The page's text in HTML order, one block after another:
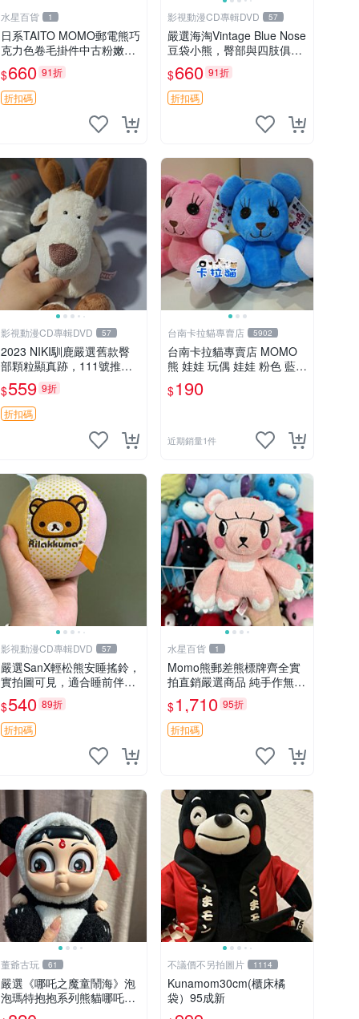
水星百貨 1
日系TAITO MOMO郵電熊巧
克力色卷毛掛件中古粉嫩玩
偶微瑕推薦 postpet momo
郵電熊 中古玩偶
$660 91折
折扣碼
影視動漫CD專輯DVD 57
嚴選海淘Vintage Blue Nose
豆袋小熊，臀部與四肢俱
全，坐高11公分，附原盒與
吊牌收藏。藍鼻子小熊，值
得擁有 玩具 憶熊
$660 91折
折扣碼
影視動漫CD專輯DVD 57
2023 NIKI馴鹿嚴選舊款臀
部顆粒顯真跡，111號推薦
珍藏品 馴鹿 舊款 尾巴顆粒
$559 9折
折扣碼
台南卡拉貓專賣店 5902
台南卡拉貓專賣店 MOMO
熊 娃娃 玩偶 娃娃 粉色 藍色
2色分售
$190
近期銷量1件
影視動漫CD專輯DVD 57
嚴選SanX輕松熊安睡搖鈴，
實拍圖可見，適合睡前伴
侶， Picks安撫好物 0325
懸吊 電腦
$540 89折
折扣碼
水星百貨 1
Momo熊郵差熊標牌齊全實
拍直銷嚴選商品 純手作無修
圖可收藏 郵差熊 Momo熊
標牌 商品
$1,710 95折
折扣碼
董爺古玩 61
嚴選《哪吒之魔童鬧海》泡
泡瑪特抱抱系列熊貓哪吒搪
膠臉毛絨， STATE：如圖顯
不議價不另拍圖片 1114
Kunamom30cm(櫃床橘
袋）95成新